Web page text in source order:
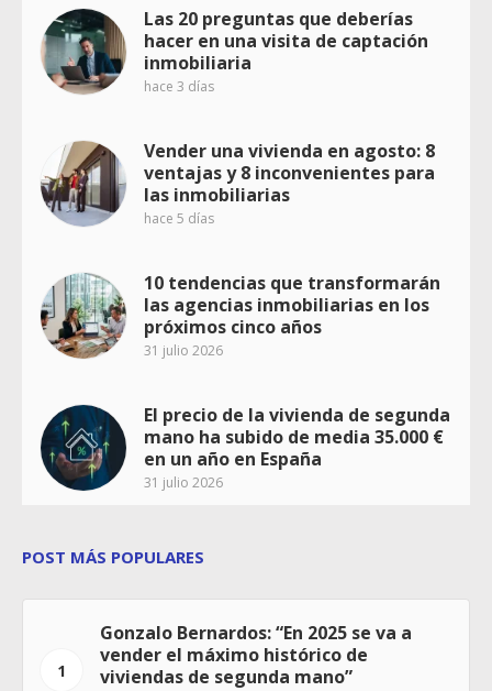
Las 20 preguntas que deberías
hacer en una visita de captación
inmobiliaria
hace 3 días
Vender una vivienda en agosto: 8
ventajas y 8 inconvenientes para
las inmobiliarias
hace 5 días
10 tendencias que transformarán
las agencias inmobiliarias en los
próximos cinco años
31 julio 2026
El precio de la vivienda de segunda
mano ha subido de media 35.000 €
en un año en España
31 julio 2026
POST MÁS POPULARES
1
Gonzalo Bernardos: “En 2025 se va a
vender el máximo histórico de
viviendas de segunda mano”